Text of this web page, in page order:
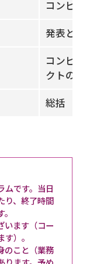
コンピテ
発表と振
コンピテ
クトの進
総括
ムです。当日
り、終了時間
います（コー
）。
のこと（業務